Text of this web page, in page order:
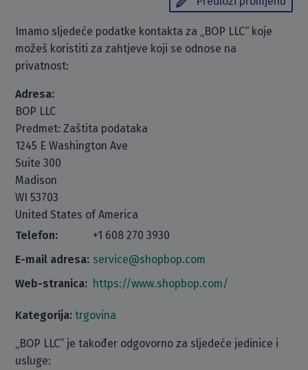
Imamo sljedeće podatke kontakta za „BOP LLC“ koje
možeš koristiti za zahtjeve koji se odnose na
privatnost:
Adresa:
BOP LLC
Predmet: Zaštita podataka
1245 E Washington Ave
Suite 300
Madison
WI 53703
United States of America
Telefon:
+1 608 270 3930
E-mail adresa: service@shopbop.com
Web-stranica: https://www.shopbop.com/
Kategorija: trgovina
„BOP LLC” je također odgovorno za sljedeće jedinice i
usluge: